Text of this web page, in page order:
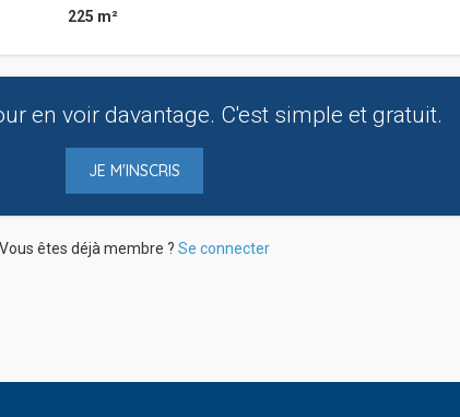
225 m²
en voir davantage. C'est simple et gratuit.
JE M'INSCRIS
Vous êtes déjà membre ? Se connecter